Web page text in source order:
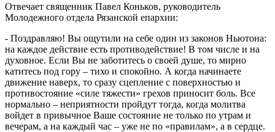
Отвечает священник Павел Коньков, руководитель
Молодежного отдела Рязанской епархии:
- Поздравляю! Вы ощутили на себе один из законов Ньютона:
на каждое действие есть противодействие! В том числе и на
духовное. Если Вы не заботитесь о своей душе, то мирно
катитесь под гору – тихо и спокойно. А когда начинаете
движение наверх, то сразу сцепление с поверхностью и
противостояние «силе тяжести» грехов приносит боль. Все
нормально – неприятности пройдут тогда, когда молитва
войдет в привычное Ваше состояние не только по утрам и
вечерам, а на каждый час – уже не по «правилам», а в сердце.